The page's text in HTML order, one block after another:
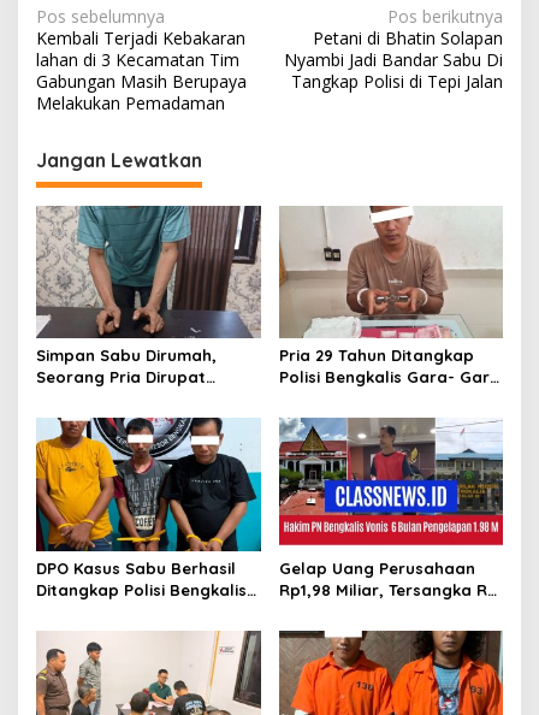
N
a
v
i
g
a
s
i
p
o
s
Pos sebelumnya
Kembali Terjadi Kebakaran
lahan di 3 Kecamatan Tim
Gabungan Masih Berupaya
Melakukan Pemadaman
Pos berikutnya
Petani di Bhatin Solapan
Nyambi Jadi Bandar Sabu Di
Tangkap Polisi di Tepi Jalan
Jangan Lewatkan
Simpan Sabu Dirumah,
Seorang Pria Dirupat
Pria 29 Tahun Ditangkap
Polisi Bengkalis Gara- Gara
DPO Kasus Sabu Berhasil
Ditangkap Polisi Bengkalis,
Diringkus
Gelap Uang Perusahaan
Rp1,98 Miliar, Tersangka RS
PN Bengkalis, JPU Ajukan
Banding